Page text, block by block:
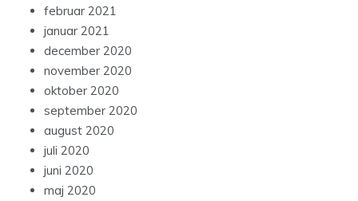
februar 2021
januar 2021
december 2020
november 2020
oktober 2020
september 2020
august 2020
juli 2020
juni 2020
maj 2020